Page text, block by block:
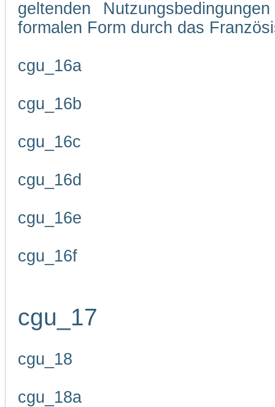
geltenden
formalen Form durch das
cgu_16a
cgu_16b
cgu_16c
cgu_16d
cgu_16e
cgu_16f
cgu_17
cgu_18
cgu_18a